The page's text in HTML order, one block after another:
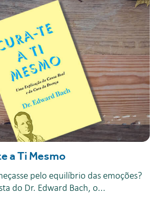
a Ti Mesmo
pelo equilíbrio das emoções?
do Dr. Edward Bach, o...